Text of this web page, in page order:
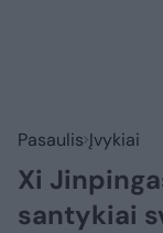
Pasaulis Įvykiai
Xi
santykiai